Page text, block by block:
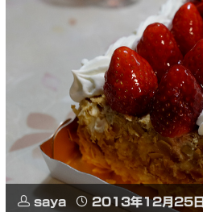
の
ウ
シ
カ
の
saya 2013年12月25日